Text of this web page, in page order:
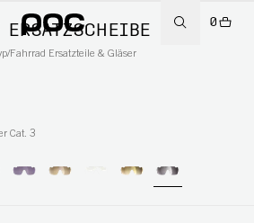
0
/Fahrrad Ersatzteile & Gläser
Cat. 3